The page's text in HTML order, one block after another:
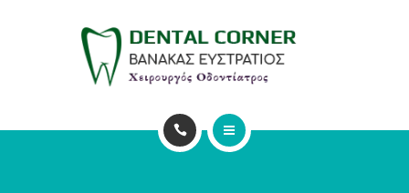
ΕΠΙΚΟΙΝΩΝΙΑ